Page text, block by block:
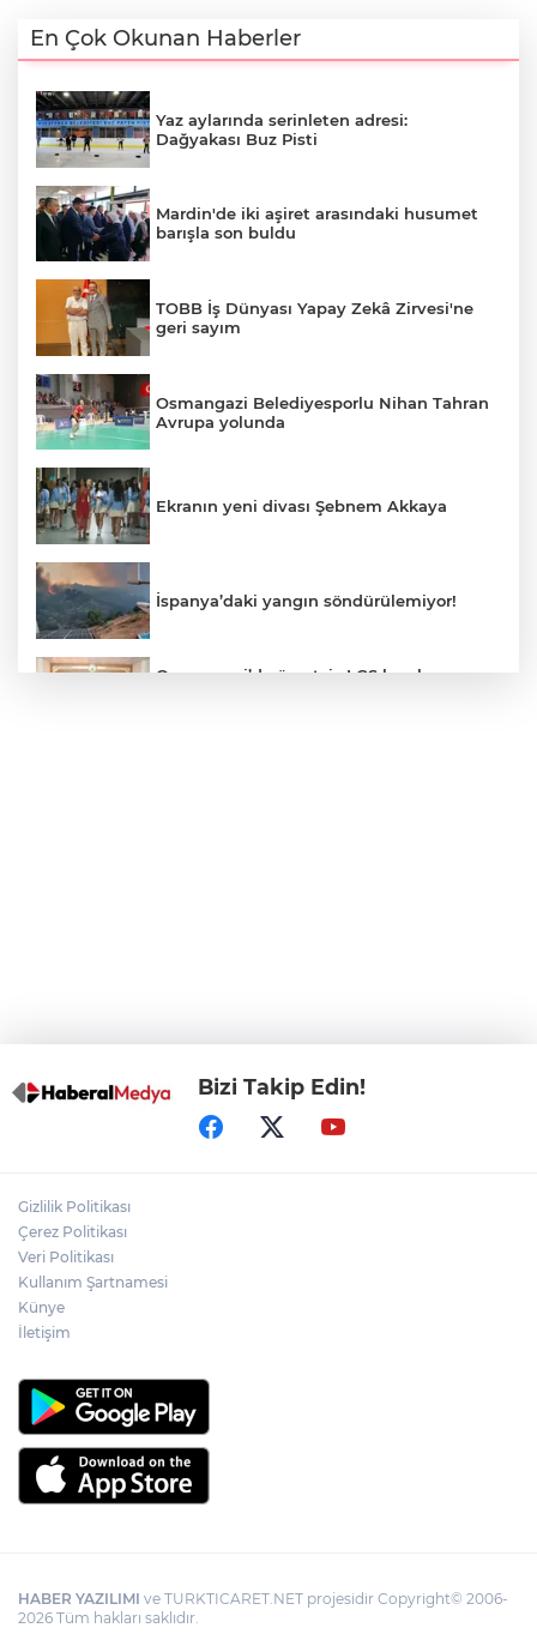
En Çok Okunan Haberler
Yaz aylarında serinleten adresi:
Dağyakası Buz Pisti
Mardin'de iki aşiret arasındaki husumet
barışla son buldu
TOBB İş Dünyası Yapay Zekâ Zirvesi'ne
geri sayım
Osmangazi Belediyesporlu Nihan Tahran
Avrupa yolunda
Ekranın yeni divası Şebnem Akkaya
İspanya’daki yangın söndürülemiyor!
Osmangazi’de ücretsiz LGS kurslarının
Bizi Takip Edin!
Gizlilik Politikası
Çerez Politikası
Veri Politikası
Kullanım Şartnamesi
Künye
İletişim
HABER YAZILIMI ve TURKTICARET.NET projesidir Copyright© 2006-
2026 Tüm hakları saklıdır.